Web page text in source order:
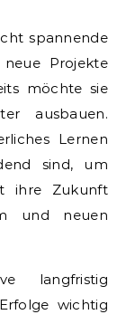
spannende
Projekte
möchte sie
ausbauen.
Lernen
sind, um
ihre Zukunft
und neuen
langfristig
wichtig